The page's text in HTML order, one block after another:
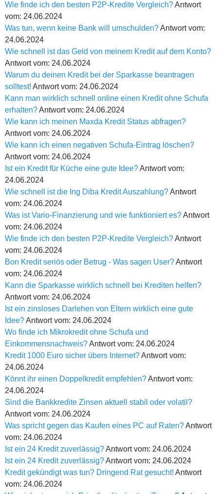
Wie finde ich den besten P2P-Kredite Vergleich?Antwort
vom: 24.06.2024
Was tun, wenn keine Bank will umschulden?Antwort vom:
24.06.2024
Wie schnell ist das Geld von meinem Kredit auf dem Konto?
Antwort vom: 24.06.2024
Warum du deinen Kredit bei der Sparkasse beantragen
solltest! Antwort vom: 24.06.2024
Kann man wirklich schnell online einen Kredit ohne Schufa
erhalten?Antwort vom: 24.06.2024
Wie kann ich meinen Maxda Kredit Status abfragen?
Antwort vom: 24.06.2024
Wie kann ich einen negativen Schufa-Eintrag löschen?
Antwort vom: 24.06.2024
Ist ein Kredit für Küche eine gute Idee?Antwort vom:
24.06.2024
Wie schnell ist die Ing Diba Kredit Auszahlung?Antwort
vom: 24.06.2024
Was ist Vario-Finanzierung und wie funktioniert es?Antwort
vom: 24.06.2024
Wie finde ich den besten P2P-Kredite Vergleich?Antwort
vom: 24.06.2024
Bon Kredit seriös oder Betrug - Was sagen User?Antwort
vom: 24.06.2024
Kann die Sparkasse wirklich schnell bei Krediten helfen?
Antwort vom: 24.06.2024
Ist ein zinsloses Darlehen von Eltern wirklich eine gute
Idee?Antwort vom: 24.06.2024
Wo finde ich Mikrokredit ohne Schufa und
Einkommensnachweis?Antwort vom: 24.06.2024
Kredit 1000 Euro sicher übers Internet?Antwort vom:
24.06.2024
Könnt ihr einen Doppelkredit empfehlen?Antwort vom:
24.06.2024
Sind die Bankkredite Zinsen aktuell stabil oder volatil?
Antwort vom: 24.06.2024
Was spricht gegen das Kaufen eines PC auf Raten?Antwort
vom: 24.06.2024
Ist ein 24 Kredit zuverlässig?Antwort vom: 24.06.2024
Ist ein 24 Kredit zuverlässig?Antwort vom: 24.06.2024
Kredit gekündigt was tun? Dringend Rat gesucht! Antwort
vom: 24.06.2024